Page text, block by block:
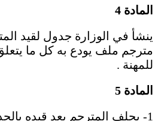
المادة 4
ينشأ في الوزارة جدول لقيد
مترجم ملف يودع به كل ما
للمهنة .
المادة 5
1- يحلف المترجم بعد قيده